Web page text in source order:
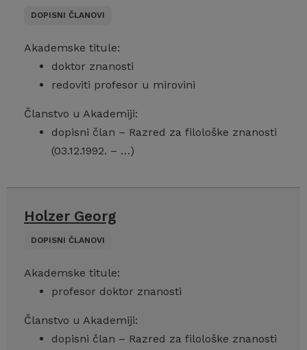
DOPISNI ČLANOVI
Akademske titule:
doktor znanosti
redoviti profesor u mirovini
Članstvo u Akademiji:
dopisni član – Razred za filološke znanosti
(03.12.1992. – …)
Holzer Georg
DOPISNI ČLANOVI
Akademske titule:
profesor doktor znanosti
Članstvo u Akademiji:
dopisni član – Razred za filološke znanosti